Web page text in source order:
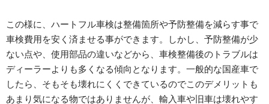
この様に、ハートフル車検は整備箇所や予防整備を減らす事で
車検費用を安く済ませる事ができます。しかし、予防整備が少
ない点や、使用部品の違いなどから、車検整備後のトラブルは
ディーラーよりも多くなる傾向となります。一般的な国産車で
したら、そもそも壊れにくくできているのでこのデメリットも
あまり気になる物ではありませんが、輸入車や旧車は壊れやす